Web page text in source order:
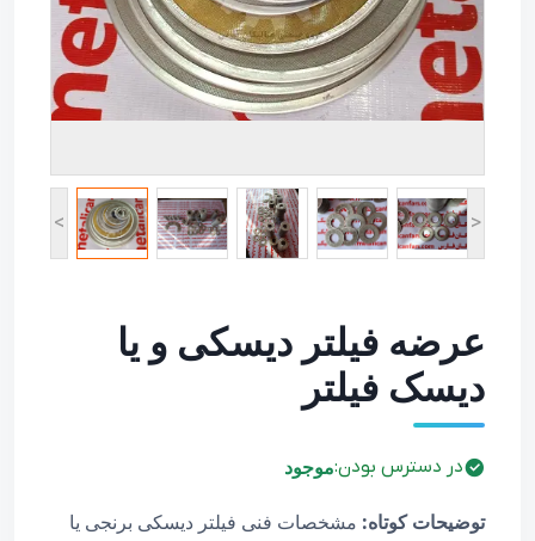
هیدرولیک هاو Hawe
کوپلینگ اتصال سریع
شیلنگ خرطومی
سایت گلاس و فلومتر
ولو بگ فیلتر و بگ
هوس
< >
عرضه فیلتر دیسکی و یا
دیسک فیلتر
در دسترس بودن:موجود
توضیحات کوتاه: مشخصات فنی فیلتر دیسکی برنجی یا